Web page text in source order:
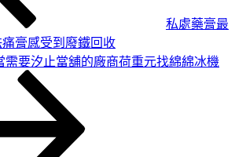
私處藥膏最
膏感受到廢鐵回收
需要汐止當舖的廠商荷重元找綿綿冰機